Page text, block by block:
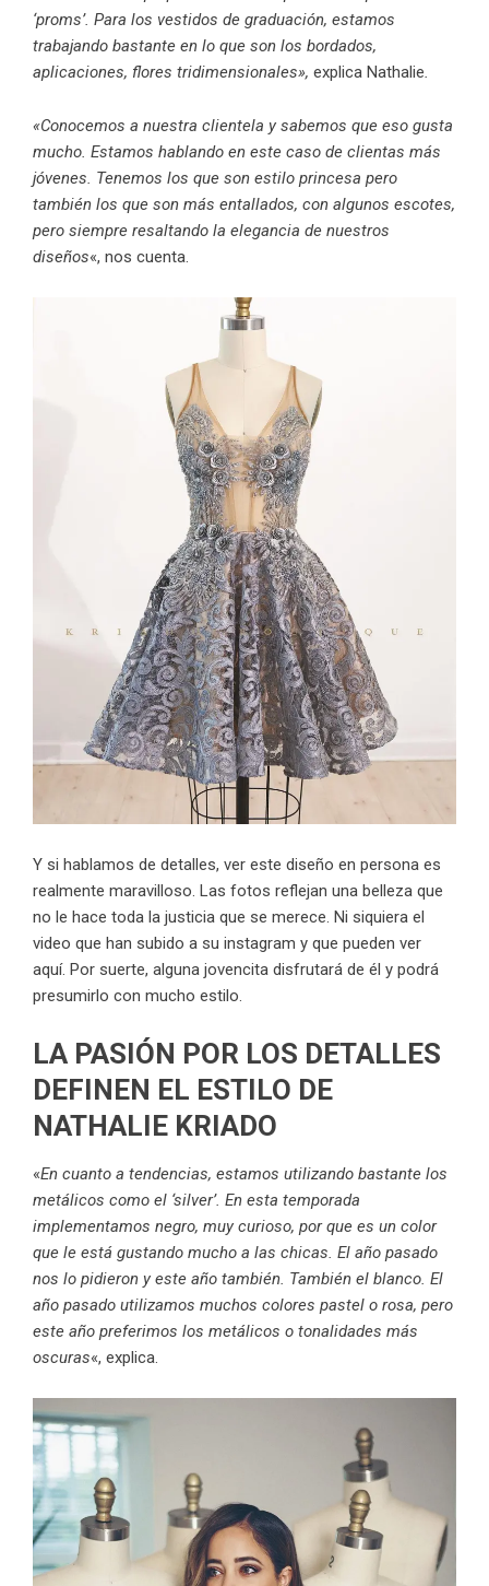
‘proms’. Para los vestidos de graduación, estamos
trabajando bastante en lo que son los bordados,
aplicaciones, flores tridimensionales», explica Nathalie.
«Conocemos a nuestra clientela y sabemos que eso gusta
mucho. Estamos hablando en este caso de clientas más
jóvenes. Tenemos los que son estilo princesa pero
también los que son más entallados, con algunos escotes,
pero siempre resaltando la elegancia de nuestros
diseños«, nos cuenta.
Y si hablamos de detalles, ver este diseño en persona es
realmente maravilloso. Las fotos reflejan una belleza que
no le hace toda la justicia que se merece. Ni siquiera el
video que han subido a su instagram y que pueden ver
aquí. Por suerte, alguna jovencita disfrutará de él y podrá
presumirlo con mucho estilo.
LA PASIÓN POR LOS DETALLES
DEFINEN EL ESTILO DE
NATHALIE KRIADO
«En cuanto a tendencias, estamos utilizando bastante los
metálicos como el ‘silver’. En esta temporada
implementamos negro, muy curioso, por que es un color
que le está gustando mucho a las chicas. El año pasado
nos lo pidieron y este año también. También el blanco. El
año pasado utilizamos muchos colores pastel o rosa, pero
este año preferimos los metálicos o tonalidades más
oscuras«, explica.